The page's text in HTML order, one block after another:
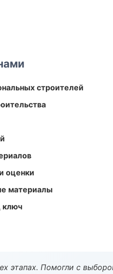
строителей
оценки
материалы
ключ
этапах. Помогли с